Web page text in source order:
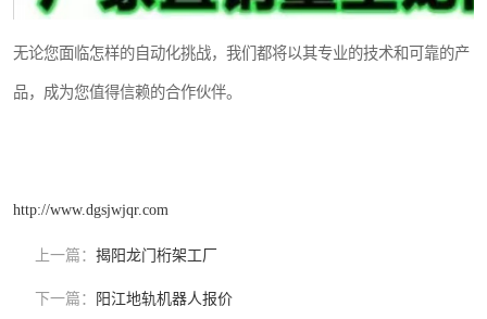
无论您面临怎样的自动化挑战，我们都将以其专业的技术和可靠的产
品，成为您值得信赖的合作伙伴。
http://www.dgsjwjqr.com
上一篇： 揭阳龙门桁架工厂
下一篇： 阳江地轨机器人报价